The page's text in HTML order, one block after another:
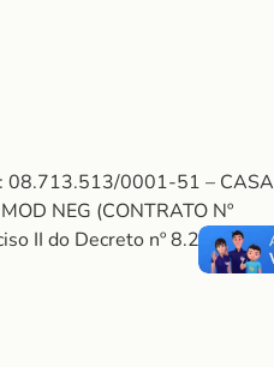
08.713.513/0001-51 – CASA
NEG (CONTRATO Nº
II do Decreto nº 8.241/14.